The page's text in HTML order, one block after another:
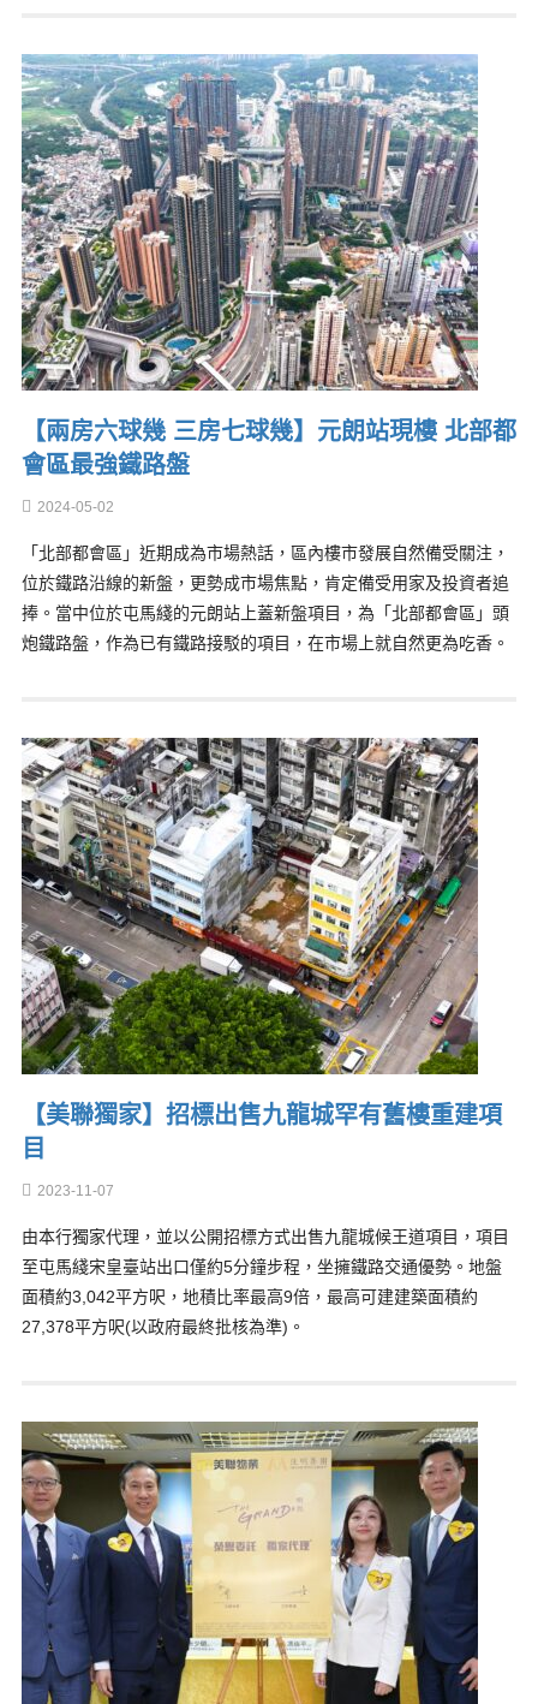
【兩房六球幾 三房七球幾】元朗站現樓 北部都
會區最強鐵路盤
2024-05-02
「北部都會區」近期成為市場熱話，區內樓市發展自然備受關注，
位於鐵路沿線的新盤，更勢成市場焦點，肯定備受用家及投資者追
捧。當中位於屯馬綫的元朗站上蓋新盤項目，為「北部都會區」頭
炮鐵路盤，作為已有鐵路接駁的項目，在市場上就自然更為吃香。
【美聯獨家】招標出售九龍城罕有舊樓重建項
目
2023-11-07
由本行獨家代理，並以公開招標方式出售九龍城候王道項目，項目
至屯馬綫宋皇臺站出口僅約5分鐘步程，坐擁鐵路交通優勢。地盤
面積約3,042平方呎，地積比率最高9倍，最高可建建築面積約
27,378平方呎(以政府最終批核為準)。